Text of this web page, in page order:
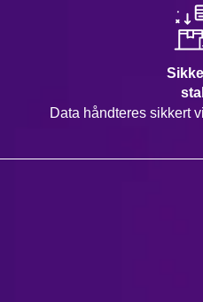
Data håndteres sikkert